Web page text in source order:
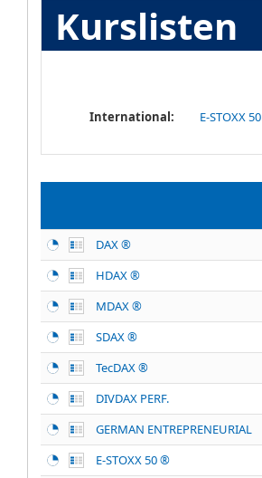
Kurslisten
International: E-STOXX 50
DAX ®
HDAX ®
MDAX ®
SDAX ®
TecDAX ®
DIVDAX PERF.
GERMAN ENTREPRENEURIAL
E-STOXX 50 ®